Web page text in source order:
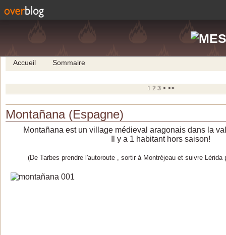
Accueil Sommaire
1 2 3 > >>
Montañana (Espagne)
Montañana est un village médieval aragonais dans la
Il y a 1 habitant hors saison!
(De Tarbes prendre l'autoroute , sortir à Montréjeau et suivre Lérida